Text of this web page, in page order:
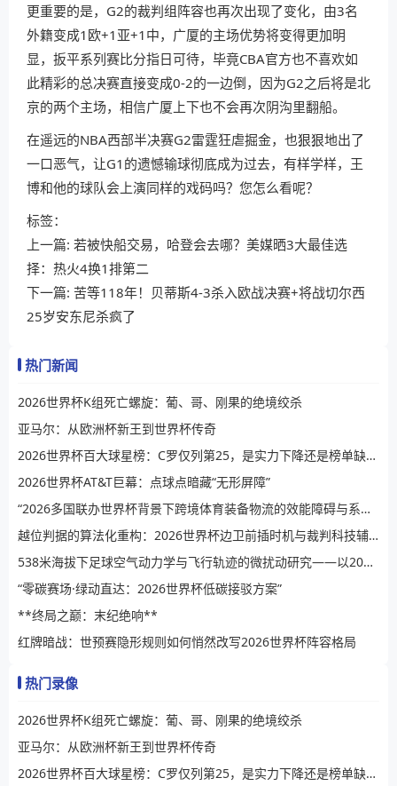
更重要的是，G2的裁判组阵容也再次出现了变化，由3名
外籍变成1欧+1亚+1中，广厦的主场优势将变得更加明
显，扳平系列赛比分指日可待，毕竟CBA官方也不喜欢如
此精彩的总决赛直接变成0-2的一边倒，因为G2之后将是北
京的两个主场，相信广厦上下也不会再次阴沟里翻船。
在遥远的NBA西部半决赛G2雷霆狂虐掘金，也狠狠地出了
一口恶气，让G1的遗憾输球彻底成为过去，有样学样，王
博和他的球队会上演同样的戏码吗？您怎么看呢？
标签：
上一篇: 若被快船交易，哈登会去哪？美媒晒3大最佳选
择：热火4换1排第二
下一篇: 苦等118年！贝蒂斯4-3杀入欧战决赛+将战切尔西
25岁安东尼杀疯了
热门新闻
2026世界杯K组死亡螺旋：葡、哥、刚果的绝境绞杀
亚马尔：从欧洲杯新王到世界杯传奇
2026世界杯百大球星榜：C罗仅列第25，是实力下降还是榜单缺乏公信力？
2026世界杯AT&T巨幕：点球点暗藏“无形屏障”
“2026多国联办世界杯背景下跨境体育装备物流的效能障碍与系统性提升路径”
越位判据的算法化重构：2026世界杯边卫前插时机与裁判科技辅助决策的演进逻辑
538米海拔下足球空气动力学与飞行轨迹的微扰动研究——以2026世界杯BBVA球场为例
“零碳赛场·绿动直达：2026世界杯低碳接驳方案”
**终局之巅：末纪绝响**
红牌暗战：世预赛隐形规则如何悄然改写2026世界杯阵容格局
热门录像
2026世界杯K组死亡螺旋：葡、哥、刚果的绝境绞杀
亚马尔：从欧洲杯新王到世界杯传奇
2026世界杯百大球星榜：C罗仅列第25，是实力下降还是榜单缺乏公信力？